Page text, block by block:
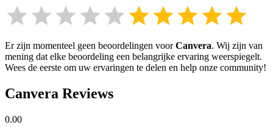
Er zijn momenteel geen beoordelingen voorCanvera. Wij zijn van
mening dat elke beoordeling een belangrijke ervaring weerspiegelt.
Wees de eerste om uw ervaringen te delen en help onze community!
Canvera Reviews
0.00